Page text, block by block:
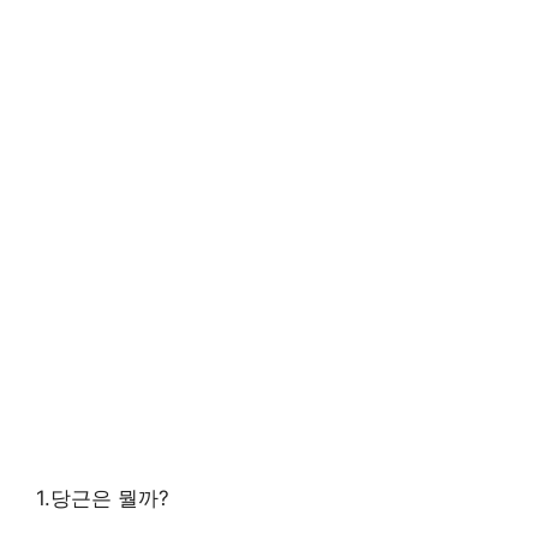
1.당근은 뭘까?